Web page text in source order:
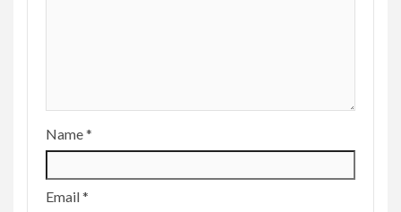
Name*
Email*